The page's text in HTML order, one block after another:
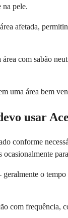
na pele.
afetada,
com sabão
uma área bem
usar
conforme
ocasionalmente
geralmente o
com frequência,